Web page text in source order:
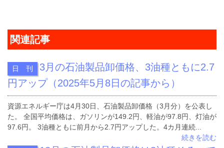
関連記事
日 刊
3月の石油製品卸価格、3油種ともに2.7
円アップ（2025年5月8日の記事から）
資源エネルギー庁は4月30日、石油製品卸価格（3月分）を公表し
た。 全国平均価格は、ガソリンが149.2円、軽油が97.8円、灯油が
97.6円。 3油種ともに前月から2.7円アップした。4カ月連続...
続きを読む